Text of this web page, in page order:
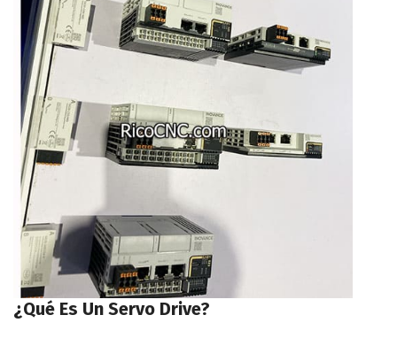
¿Qué Es Un Servo Drive?